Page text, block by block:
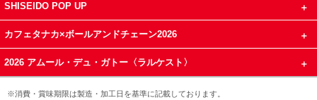
SHISEIDO POP UP
カフェタナカ×ボールアンドチェーン2026
2026 アムール・デュ・ガトー〈ラルケスト〉
※消費・賞味期限は製造・加工日を基準に記載しております。